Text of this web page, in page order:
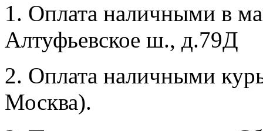
1. Оплата наличными в
Алтуфьевское ш., д.79Д
2. Оплата наличными
Москва).